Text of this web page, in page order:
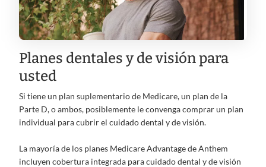
Planes dentales y de visión para
usted
Si tiene un plan suplementario de Medicare, un plan de la
Parte D, o ambos, posiblemente le convenga comprar un plan
individual para cubrir el cuidado dental y de visión.
La mayoría de los planes Medicare Advantage de Anthem
incluyen cobertura integrada para cuidado dental y de visión